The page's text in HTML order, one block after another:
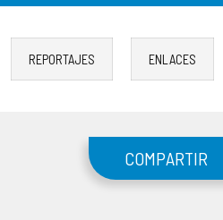
REPORTAJES ENLACES
COMPARTIR